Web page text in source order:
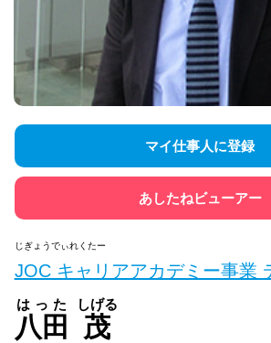
マイ仕事人に登録
あしたねビューアー
じぎょうでぃれくたー
JOC キャリアアカデミー事業
八田
はった
茂
しげる